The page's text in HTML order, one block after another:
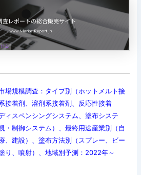
場規模調査：タイプ別（ホットメルト接
接着剤、溶剤系接着剤、反応性接着
ィスペンシングシステム、塗布システ
・制御システム）、最終用途産業別（自
、建設）、塗布方法別（スプレー、ビー
り、噴射）、地域別予測：2022年～